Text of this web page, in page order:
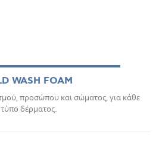
WASH FOAM
προσώπου και σώματος, για κάθε
τύπο δέρματος.